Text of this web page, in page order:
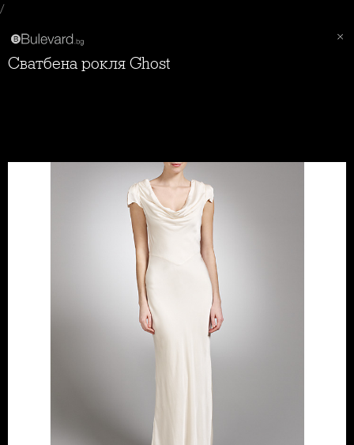
/
Сватбена рокля Ghost